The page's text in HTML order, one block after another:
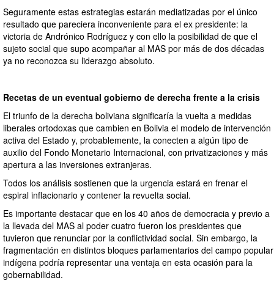
Seguramente estas estrategias estarán mediatizadas por el único
resultado que pareciera inconveniente para el ex presidente: la
victoria de Andrónico Rodríguez y con ello la posibilidad de que el
sujeto social que supo acompañar al MAS por más de dos décadas
ya no reconozca su liderazgo absoluto.
Recetas de un eventual gobierno de derecha frente a la crisis
El triunfo de la derecha boliviana significaría la vuelta a medidas
liberales ortodoxas que cambien en Bolivia el modelo de intervención
activa del Estado y, probablemente, la conecten a algún tipo de
auxilio del Fondo Monetario Internacional, con privatizaciones y más
apertura a las inversiones extranjeras.
Todos los análisis sostienen que la urgencia estará en frenar el
espiral inflacionario y contener la revuelta social.
Es importante destacar que en los 40 años de democracia y previo a
la llevada del MAS al poder cuatro fueron los presidentes que
tuvieron que renunciar por la conflictividad social. Sin embargo, la
fragmentación en distintos bloques parlamentarios del campo popular
indígena podría representar una ventaja en esta ocasión para la
gobernabilidad.